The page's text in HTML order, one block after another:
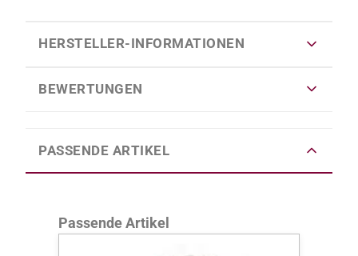
HERSTELLER-INFORMATIONEN
BEWERTUNGEN
PASSENDE ARTIKEL
Produktgalerie überspringen
Passende Artikel